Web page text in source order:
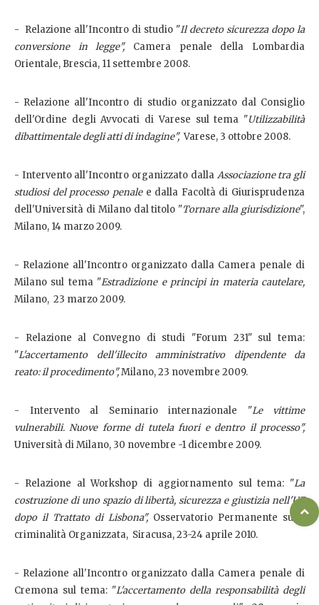
- Relazione all'Incontro di studio "Il decreto sicurezza dopo la
conversione in legge", Camera penale della Lombardia
Orientale, Brescia, 11 settembre 2008.
- Relazione all'Incontro di studio organizzato dal Consiglio
dell'Ordine degli Avvocati di Varese sul tema "Utilizzabilità
dibattimentale degli atti di indagine", Varese, 3 ottobre 2008.
- Intervento all'Incontro organizzato dalla Associazione tra gli
studiosi del processo penalee dalla Facoltà di Giurisprudenza
dell'Università di Milano dal titolo "Tornare alla giurisdizione",
Milano, 14 marzo 2009.
- Relazione all'Incontro organizzato dalla Camera penale di
Milano sul tema "Estradizione e principi in materia cautelare,
Milano, 23 marzo 2009.
- Relazione al Convegno di studi "Forum 231" sul tema:
"L'accertamento dell'illecito amministrativo dipendente da
reato: il procedimento",Milano, 23 novembre 2009.
- Intervento al Seminario internazionale "Le vittime
vulnerabili. Nuove forme di tutela fuori e dentro il processo",
Università di Milano, 30 novembre -1 dicembre 2009.
- Relazione al Workshop di aggiornamento sul tema: "La
costruzione di uno spazio di libertà, sicurezza e giustizia nell'UE
dopo il Trattato di Lisbona", Osservatorio Permanente sulla
criminalità Organizzata, Siracusa, 23-24 aprile 2010.
- Relazione all'Incontro organizzato dalla Camera penale di
Cremona sul tema: "L'accertamento della responsabilità degli